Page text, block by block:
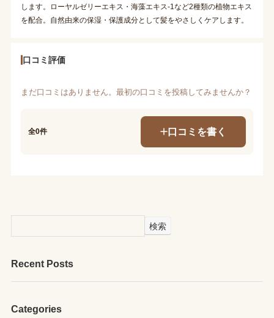
します。ローヤルゼリーエキス・海藻エキス-1など2種類の植物エキス
を配合。自然由来の保湿・保護成分として髪をやさしくケアします。
口コミ評価
まだ口コミはありません。最初の口コミを投稿してみませんか？
全0件 口コミを書く
検索
Recent Posts
Categories